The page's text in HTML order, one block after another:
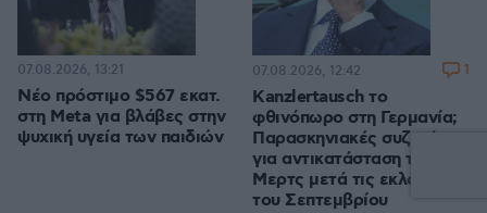
Νέο πρόστιμο $567 εκατ.
στη Meta για βλάβες στην
ψυχική υγεία των παιδιών
07.08.2026, 13:21
Kanzlertausch το
φθινόπωρο στη Γερμανία;
Παρασκηνιακές συζητήσεις
για αντικατάσταση του
Μερτς μετά τις εκλογές
του Σεπτεμβρίου
07.08.2026, 12:42 1